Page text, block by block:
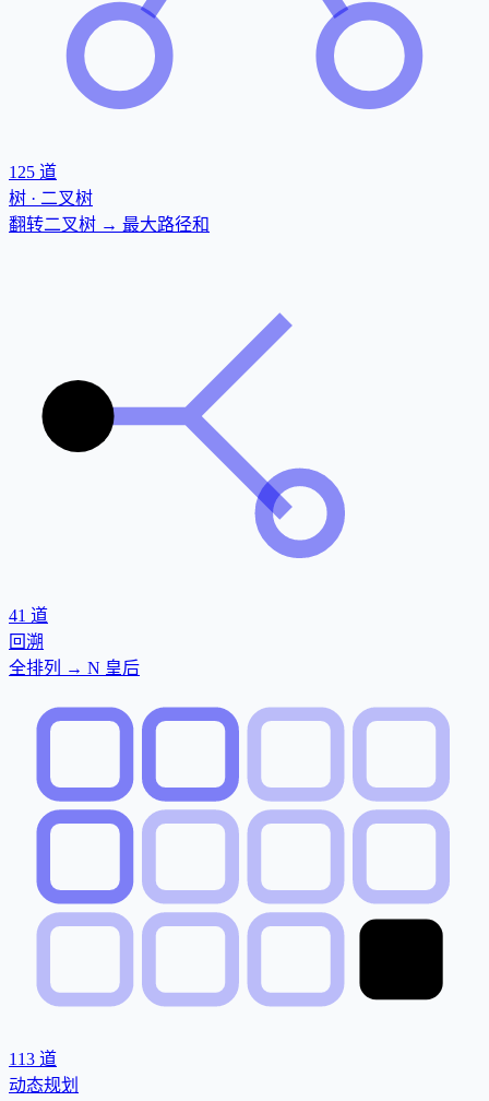
125 道
树 · 二叉树
翻转二叉树 → 最大路径和
41 道
回溯
全排列 → N 皇后
113 道
动态规划